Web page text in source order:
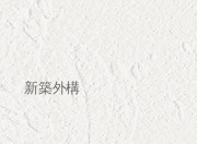
新築外構